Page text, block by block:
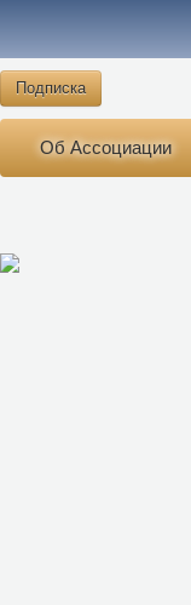
Подписка
Об Ассоциации